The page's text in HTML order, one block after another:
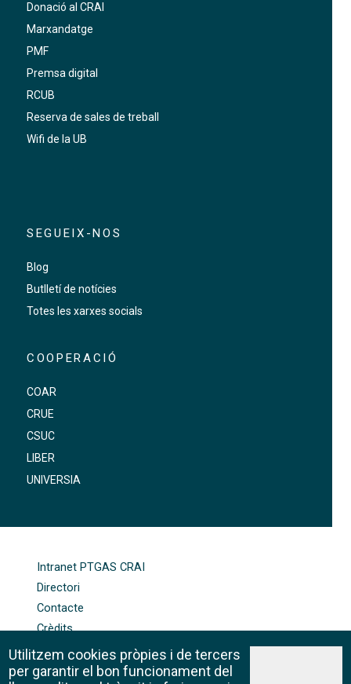
Donació al CRAI
Marxandatge
PMF
Premsa digital
RCUB
Reserva de sales de treball
Wifi de la UB
SEGUEIX-NOS
Blog
Butlletí de notícies
Totes les xarxes socials
COOPERACIÓ
COAR
CRUE
CSUC
LIBER
UNIVERSIA
Intranet PTGAS CRAI
Directori
Contacte
Crèdits
Mapa web
Política de galetes
Utilitzem cookies pròpies i de tercers
per garantir el bon funcionament del